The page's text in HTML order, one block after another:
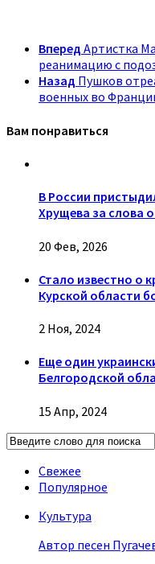
Вперед Артистка
реанимацию с
Назад Пушков
военных во
Вам понравиться
В России
Хрущева за слова
20 Фев, 2026
Стало известно о
Курской области
2 Ноя, 2024
Еще один
Белгородской
15 Апр, 2024
Свежее
Популярное
Культура
Автор песен